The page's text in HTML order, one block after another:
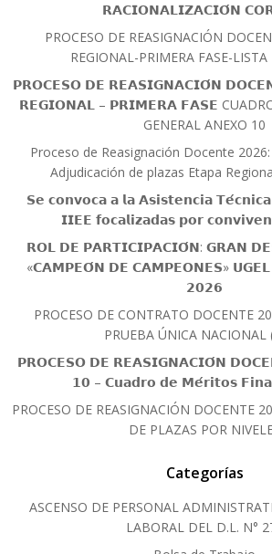
𝗥𝗔𝗖𝗜𝗢𝗡𝗔𝗟𝗜𝗭𝗔𝗖𝗜𝗢́𝗡
PROCESO DE REASIGNACIÓN
REGIONAL-PRIMERA FASE-
𝗣𝗥𝗢𝗖𝗘𝗦𝗢 𝗗𝗘 𝗥𝗘𝗔𝗦𝗜𝗚𝗡𝗔𝗖𝗜𝗢́𝗡
𝗥𝗘𝗚𝗜𝗢𝗡𝗔𝗟 – 𝗣𝗥𝗜𝗠𝗘𝗥𝗔 𝗙𝗔𝗦𝗘 CUADRO
GENERAL ANEXO 10
Proceso de Reasignación Docente
Adjudicación de plazas Etapa
𝗦𝗲 𝗰𝗼𝗻𝘃𝗼𝗰𝗮 𝗮 𝗹𝗮 𝗔𝘀𝗶𝘀𝘁𝗲𝗻𝗰𝗶𝗮
𝗜𝗜𝗘𝗘 𝗳𝗼𝗰𝗮𝗹𝗶𝘇𝗮𝗱𝗮𝘀 𝗽𝗼𝗿
𝗥𝗢𝗟 𝗗𝗘 𝗣𝗔𝗥𝗧𝗜𝗖𝗜𝗣𝗔𝗖𝗜𝗢́𝗡: 𝗚𝗥𝗔𝗡
«𝗖𝗔𝗠𝗣𝗘𝗢́𝗡 𝗗𝗘 𝗖𝗔𝗠𝗣𝗘𝗢𝗡𝗘𝗦»
𝟮𝟬𝟮𝟲
PROCESO DE CONTRATO DOCENTE
PRUEBA ÚNICA NACIONAL
𝗣𝗥𝗢𝗖𝗘𝗦𝗢 𝗗𝗘 𝗥𝗘𝗔𝗦𝗜𝗚𝗡𝗔𝗖𝗜𝗢́𝗡
𝟭𝟬 – 𝗖𝘂𝗮𝗱𝗿𝗼 𝗱𝗲 𝗠𝗲́𝗿𝗶𝘁𝗼𝘀
PROCESO DE REASIGNACIÓN DOCENTE
DE PLAZAS POR
Categorías
ASCENSO DE PERSONAL
LABORAL DEL D.L. N°